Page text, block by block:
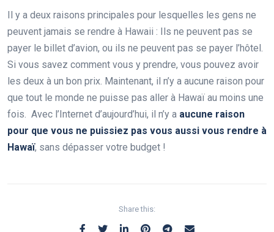
Il y a deux raisons principales pour lesquelles les gens ne
peuvent jamais se rendre à Hawaii : Ils ne peuvent pas se
payer le billet d’avion, ou ils ne peuvent pas se payer l’hôtel.
Si vous savez comment vous y prendre, vous pouvez avoir
les deux à un bon prix. Maintenant, il n’y a aucune raison pour
que tout le monde ne puisse pas aller à Hawaï au moins une
fois. Avec l’Internet d’aujourd’hui, il n’y a aucune raison
pour que vous ne puissiez pas vous aussi vous rendre à
Hawaï, sans dépasser votre budget !
Share this: